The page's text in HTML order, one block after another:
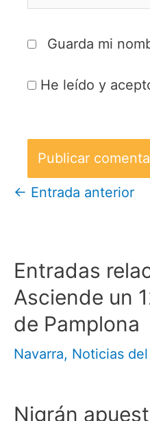
Guarda mi
He leído y
← Entrada anterior
Entradas
Asciende un
de Pamplona
Navarra, Noticias
Nigrán